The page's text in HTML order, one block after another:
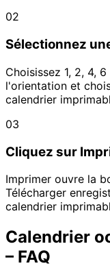
02
Sélectionnez
Choisissez 1, 2, 4,
l'orientation et
calendrier
03
Cliquez sur
Imprimer ouvre la
Télécharger
calendrier
Calendrier
– FAQ